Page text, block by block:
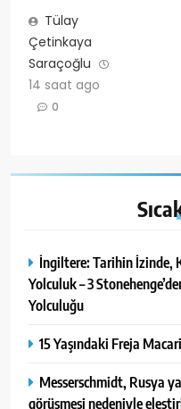
Tülay
Çetinkaya
Saraçoğlu
14 saat ago
0
İngiltere: Tarihin İzinde,
Yolculuk – 3
Yolculuğu
15 Yaşındaki Freja
Messerschmidt, Rusya
görüşmesi nedeniyle